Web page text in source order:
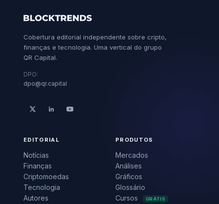
Cobertura editorial independente sobre cripto,
finanças e tecnologia. Uma vertical do grupo
QR Capital.
DPO:
dpo@qr.capital
EDITORIAL
Notícias
Finanças
Criptomoedas
Tecnologia
Autores
PRODUTOS
Mercados
Análises
Gráficos
Glossário
Cursos
GRÁTIS